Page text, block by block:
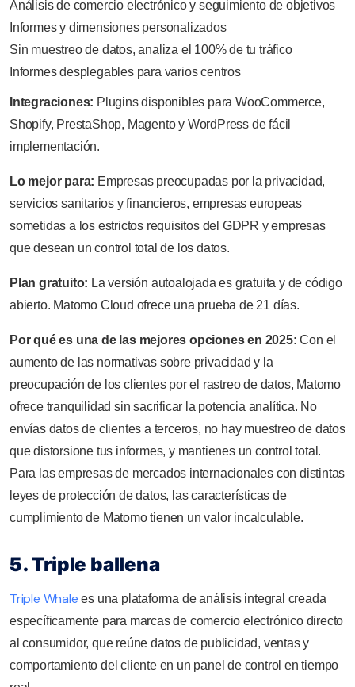
Análisis de comercio electrónico y seguimiento de objetivos
Informes y dimensiones personalizados
Sin muestreo de datos, analiza el 100% de tu tráfico
Informes desplegables para varios centros
Integraciones: Plugins disponibles para WooCommerce,
Shopify, PrestaShop, Magento y WordPress de fácil
implementación.
Lo mejor para: Empresas preocupadas por la privacidad,
servicios sanitarios y financieros, empresas europeas
sometidas a los estrictos requisitos del GDPR y empresas
que desean un control total de los datos.
Plan gratuito: La versión autoalojada es gratuita y de código
abierto. Matomo Cloud ofrece una prueba de 21 días.
Por qué es una de las mejores opciones en 2025: Con el
aumento de las normativas sobre privacidad y la
preocupación de los clientes por el rastreo de datos, Matomo
ofrece tranquilidad sin sacrificar la potencia analítica. No
envías datos de clientes a terceros, no hay muestreo de datos
que distorsione tus informes, y mantienes un control total.
Para las empresas de mercados internacionales con distintas
leyes de protección de datos, las características de
cumplimiento de Matomo tienen un valor incalculable.
5. Triple ballena
Triple Whale es una plataforma de análisis integral creada
específicamente para marcas de comercio electrónico directo
al consumidor, que reúne datos de publicidad, ventas y
comportamiento del cliente en un panel de control en tiempo